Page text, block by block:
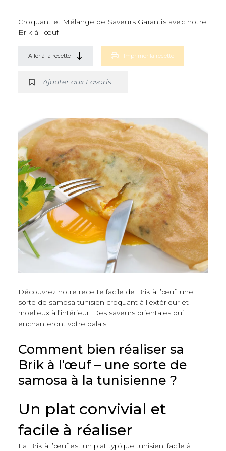
Croquant et Mélange de Saveurs Garantis avec notre
Brik à l'œuf
Aller à la recette Imprimer la recette
Ajouter aux Favoris
Découvrez notre recette facile de Brik à l’œuf, une
sorte de samosa tunisien croquant à l’extérieur et
moelleux à l’intérieur. Des saveurs orientales qui
enchanteront votre palais.
Comment bien réaliser sa
Brik à l’œuf – une sorte de
samosa à la tunisienne ?
Un plat convivial et
facile à réaliser
La Brik à l’œuf est un plat typique tunisien, facile à